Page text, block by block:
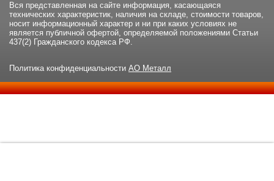
Вся представленная на сайте информация, касающаяся
технических характеристик, наличия на складе, стоимости товаров,
носит информационный характер и ни при каких условиях не
является публичной офертой, определяемой положениями Статьи
437(2) Гражданского кодекса РФ.
Политика конфиденциальности АО Металл